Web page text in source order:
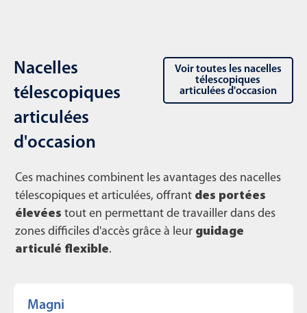
Nacelles
télescopiques
articulées
d'occasion
Voir toutes les nacelles
télescopiques
articulées d'occasion
Ces machines combinent les avantages des nacelles
télescopiques et articulées, offrant des portées
élevées tout en permettant de travailler dans des
zones difficiles d'accès grâce à leur guidage
articulé flexible.
Magni